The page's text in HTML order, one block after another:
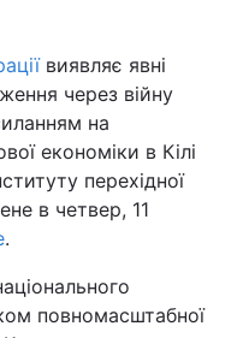
виявляє явні
через війну
на
економіки в Кілі
перехідної
в четвер, 11
.
повномасштабної